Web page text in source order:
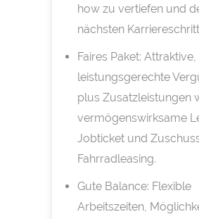
how zu vertiefen und
nächsten
Faires Paket: Attraktive,
leistungsgerechte
plus Zusatzleistungen
vermögenswirksame
Jobticket und
Fahrradleasing.
Gute Balance: Flexible
Arbeitszeiten,